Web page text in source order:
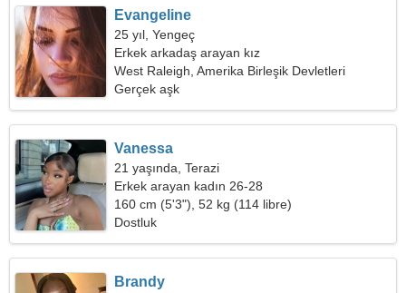
Evangeline
25 yıl, Yengeç
Erkek arkadaş arayan kız
West Raleigh, Amerika Birleşik Devletleri
Gerçek aşk
Vanessa
21 yaşında, Terazi
Erkek arayan kadın 26-28
160 cm (5'3"), 52 kg (114 libre)
Dostluk
Brandy